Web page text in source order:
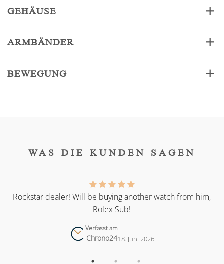
GEHÄUSE
ARMBÄNDER
BEWEGUNG
WAS DIE KUNDEN SAGEN
Rockstar dealer! Will be buying another watch from him,
Rolex Sub!
Verfasst am
Chrono2418. Juni 2026